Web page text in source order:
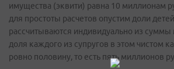
имущества (эквити) равна 10 миллионам
для простоты расчетов опустим доли
рассчитываются индивидуально из суммы
доля каждого из супругов в этом чистом
ровно половину, то есть пять миллионов